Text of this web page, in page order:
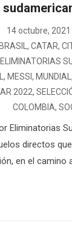
14 octubre, 2021
BRASIL , CATAR,
ELIMINATORIAS
, MESSI , MUNDIAL ,
2022,
COLOMBIA,
Eliminatorias
directos
en el camino